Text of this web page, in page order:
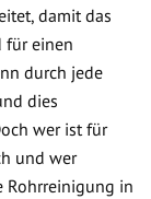
damit das
für einen
durch jede
dies
wer ist für
und wer
Rohrreinigung in